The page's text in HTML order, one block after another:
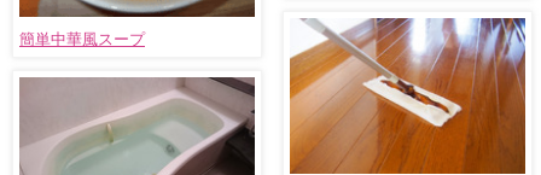
簡単中華風スープ